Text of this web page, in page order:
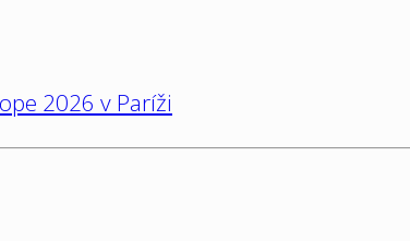
2026 v Paríži